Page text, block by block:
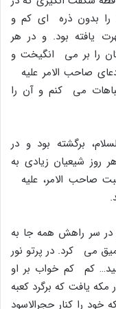
بدون ذره اى کم و
یافته بود. و در هر
را بر مى انگیخت و
صاحب الامر علیه
مى کنم و آن را
برگشته بود و در
روز شیعیان زیادى به
صاحب الامر، علیه
و در سر راهش همه جا به
مى کرد. در پرتو نور
کم کم خواب بر او
یافت که برگرد کعبه
را کنار حجرالاسود